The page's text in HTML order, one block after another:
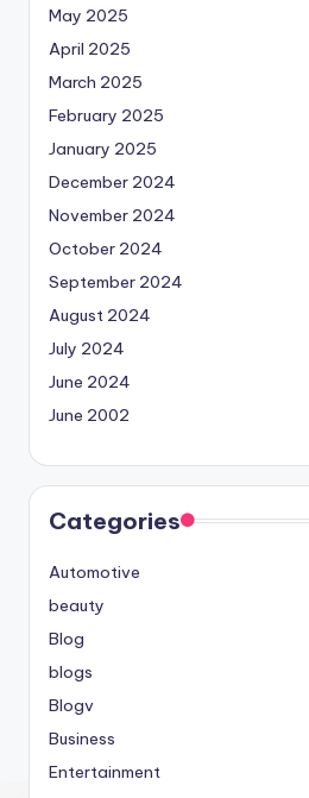
May 2025
April 2025
March 2025
February 2025
January 2025
December 2024
November 2024
October 2024
September 2024
August 2024
July 2024
June 2024
June 2002
Categories
Automotive
beauty
Blog
blogs
Blogv
Business
Entertainment